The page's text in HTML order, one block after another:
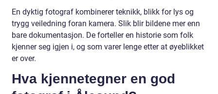
En dyktig fotograf kombinerer teknikk, blikk for lys og
trygg veiledning foran kamera. Slik blir bildene mer enn
bare dokumentasjon. De forteller en historie som folk
kjenner seg igjen i, og som varer lenge etter at øyeblikket
er over.
Hva kjennetegner en god